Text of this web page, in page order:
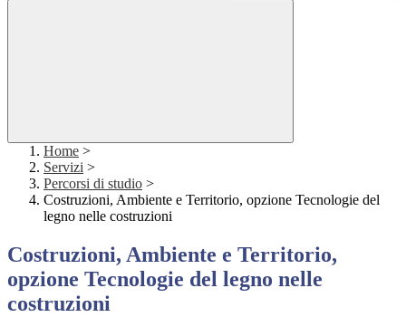
Home >
Servizi >
Percorsi di studio >
Costruzioni, Ambiente e Territorio, opzione Tecnologie del
legno nelle costruzioni
Costruzioni, Ambiente e Territorio,
opzione Tecnologie del legno nelle
costruzioni